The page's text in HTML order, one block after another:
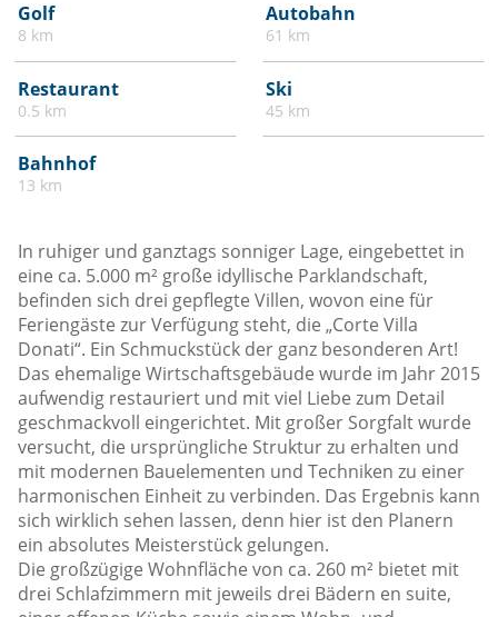
Golf
8 km
Autobahn
61 km
Restaurant
0.5 km
Ski
45 km
Bahnhof
13 km
In ruhiger und ganztags sonniger Lage, eingebettet in
eine ca. 5.000 m² große idyllische Parklandschaft,
befinden sich drei gepflegte Villen, wovon eine für
Feriengäste zur Verfügung steht, die „Corte Villa
Donati“. Ein Schmuckstück der ganz besonderen Art!
Das ehemalige Wirtschaftsgebäude wurde im Jahr 2015
aufwendig restauriert und mit viel Liebe zum Detail
geschmackvoll eingerichtet. Mit großer Sorgfalt wurde
versucht, die ursprüngliche Struktur zu erhalten und
mit modernen Bauelementen und Techniken zu einer
harmonischen Einheit zu verbinden. Das Ergebnis kann
sich wirklich sehen lassen, denn hier ist den Planern
ein absolutes Meisterstück gelungen.
Die großzügige Wohnfläche von ca. 260 m² bietet mit
drei Schlafzimmern mit jeweils drei Bädern en suite,